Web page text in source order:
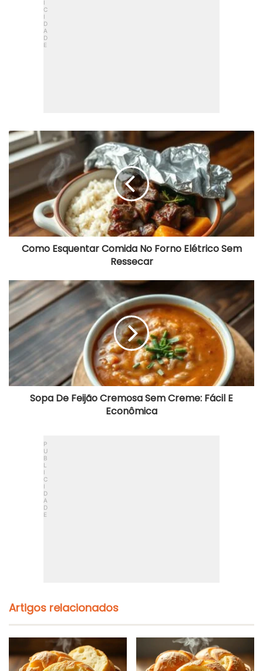
Como
Esquentar
Comida
No
Elétrico
Sem
Ressecar
Como Esquentar Comida No Forno Elétrico Sem
Ressecar
Sopa
De
Feijão
Cremosa
Sem
Creme:
Fácil
E
Econômica
Sopa De Feijão Cremosa Sem Creme: Fácil E
Econômica
Artigos relacionados